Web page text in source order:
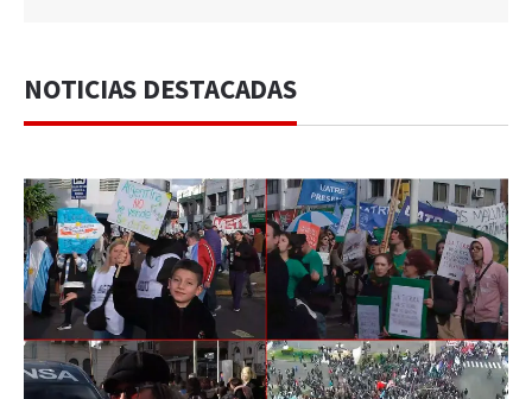
NOTICIAS DESTACADAS